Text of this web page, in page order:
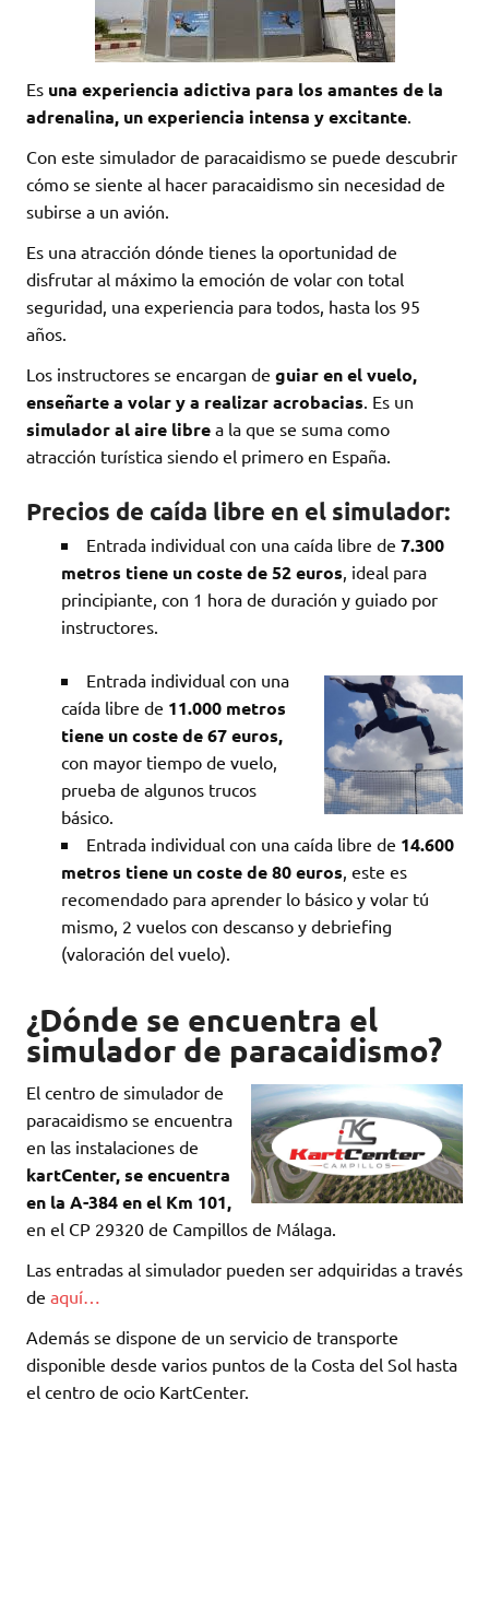
Es una experiencia adictiva para los amantes de la
adrenalina, un experiencia intensa y excitante.
Con este simulador de paracaidismo se puede descubrir
cómo se siente al hacer paracaidismo sin necesidad de
subirse a un avión.
Es una atracción dónde tienes la oportunidad de
disfrutar al máximo la emoción de volar con total
seguridad, una experiencia para todos, hasta los 95
años.
Los instructores se encargan de guiar en el vuelo,
enseñarte a volar y a realizar acrobacias. Es un
simulador al aire libre a la que se suma como
atracción turística siendo el primero en España.
Precios de caída libre en el simulador:
Entrada individual con una caída libre de 7.300
metros tiene un coste de 52 euros , ideal para
principiante, con 1 hora de duración y guiado por
instructores.
Entrada individual con una
caída libre de 11.000 metros
tiene un coste de 67 euros,
con mayor tiempo de vuelo,
prueba de algunos trucos
básico.
Entrada individual con una caída libre de 14.600
metros tiene un coste de 80 euros , este es
recomendado para aprender lo básico y volar tú
mismo, 2 vuelos con descanso y debriefing
(valoración del vuelo).
¿Dónde se encuentra el
simulador de paracaidismo?
El centro de simulador de
paracaidismo se encuentra
en las instalaciones de
kartCenter, se encuentra
en la A-384 en el Km 101,
en el CP 29320 de Campillos de Málaga.
Las entradas al simulador pueden ser adquiridas a través
de aquí…
Además se dispone de un servicio de transporte
disponible desde varios puntos de la Costa del Sol hasta
el centro de ocio KartCenter.